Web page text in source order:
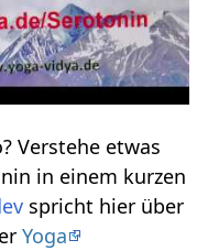
spricht hier über
Yoga